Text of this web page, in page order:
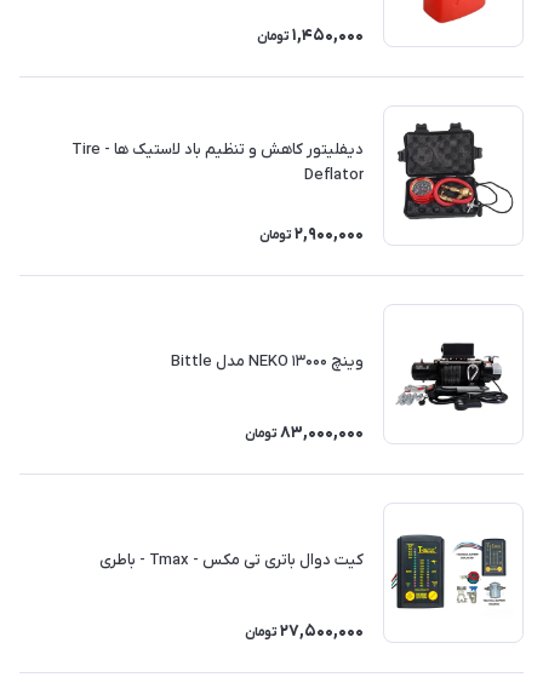
1,450,000 تومان
دیفلیتور کاهش و تنظیم باد لاستیک ها - Tire
Deflator
2,900,000 تومان
وینچ ۱۳۰۰۰ NEKO مدل Bittle
83,000,000 تومان
کیت دوال باتری تی مکس - Tmax - باطری
27,500,000 تومان